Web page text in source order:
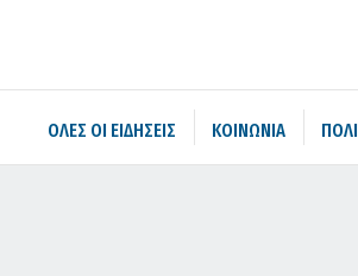
ΌΛΕΣ ΟΙ ΕΙΔΉΣΕΙΣ ΚΟΙΝΩΝΙΑ